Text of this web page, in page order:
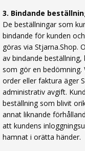
3. Bindande
De beställningar som
bindande för kunden
göras via Stjarna.Shop.
av bindande
som gör en bedömning.
order eller faktura äger
administrativ avgift.
beställning som blivit
annat liknande
att kundens
hamnat i orätta händer.